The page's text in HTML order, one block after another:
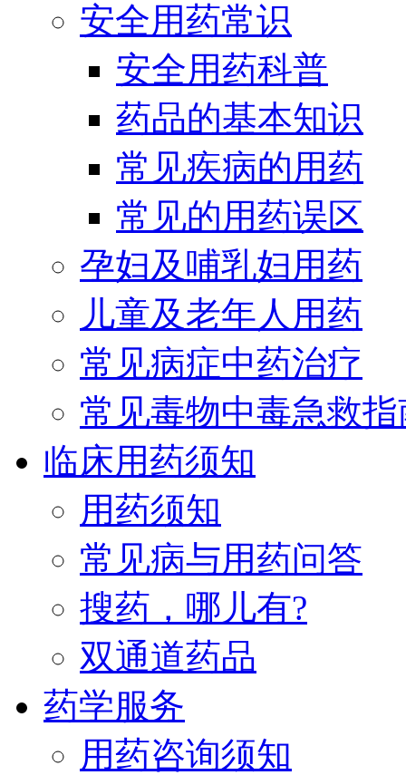
安全用药常识
安全用药科普
药品的基本知识
常见疾病的用药
常见的用药误区
孕妇及哺乳妇用药
儿童及老年人用药
常见病症中药治疗
常见毒物中毒急救指
临床用药须知
用药须知
常见病与用药问答
搜药，哪儿有?
双通道药品
药学服务
用药咨询须知